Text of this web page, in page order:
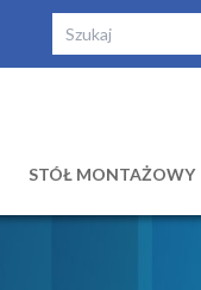
STÓŁ MONTAŻOWY